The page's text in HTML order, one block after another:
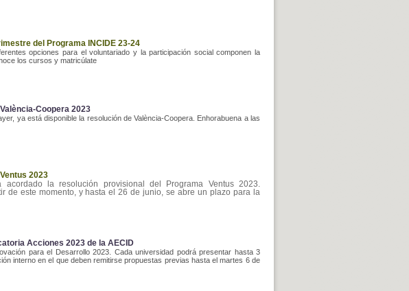
del Programa INCIDE 23-24
opciones para el voluntariado y la participación social componen la
los cursos y matricúlate
Coopera 2023
ya está disponible la resolución de València-Coopera. Enhorabuena a las
2023
la resolución provisional del Programa Ventus 2023.
de este momento, y hasta el 26 de junio, se abre un plazo para la
Acciones 2023 de la AECID
para el Desarrollo 2023. Cada universidad podrá presentar hasta 3
interno en el que deben remitirse propuestas previas hasta el martes 6 de